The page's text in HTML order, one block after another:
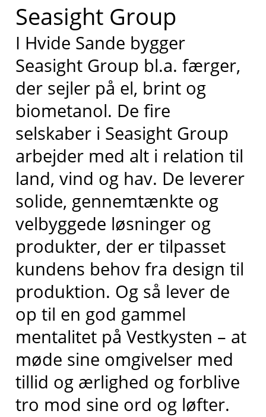
Seasight Group
I Hvide Sande bygger
Seasight Group bl.a. færger,
der sejler på el, brint og
biometanol. De fire
selskaber i Seasight Group
arbejder med alt i relation til
land, vind og hav. De leverer
solide, gennemtænkte og
velbyggede løsninger og
produkter, der er tilpasset
kundens behov fra design til
produktion. Og så lever de
op til en god gammel
mentalitet på Vestkysten – at
møde sine omgivelser med
tillid og ærlighed og forblive
tro mod sine ord og løfter.